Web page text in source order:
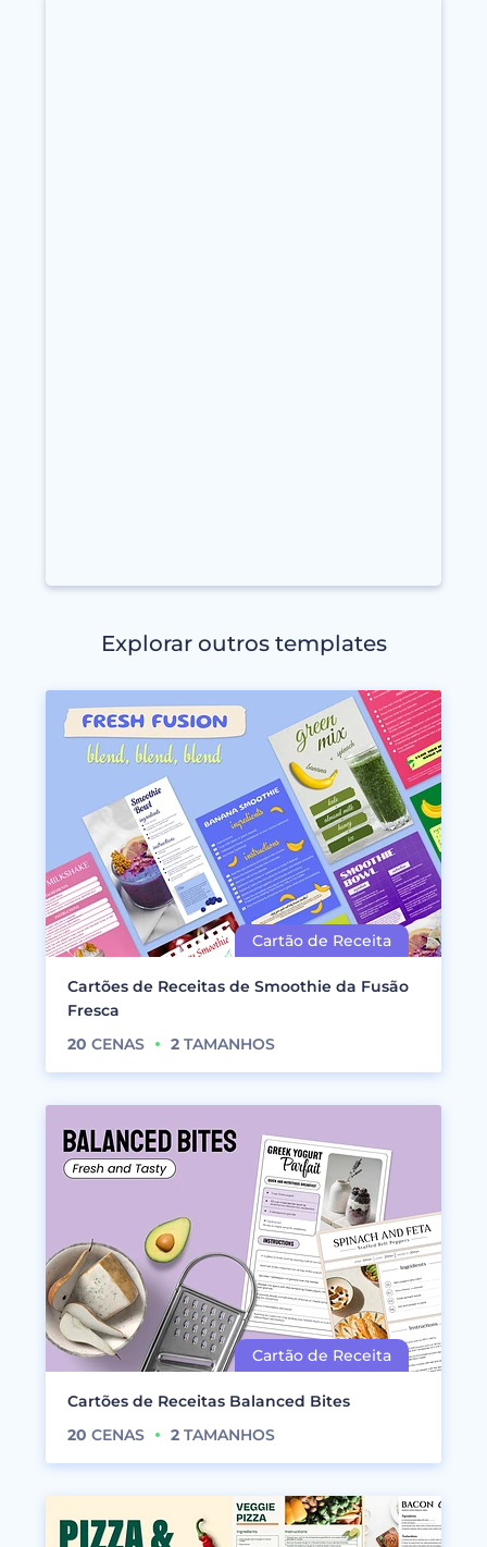
Explorar outros templates
Cartões de Receitas de Smoothie da Fusão
Fresca
20 CENAS 2 TAMANHOS
Cartões de Receitas Balanced Bites
20 CENAS 2 TAMANHOS